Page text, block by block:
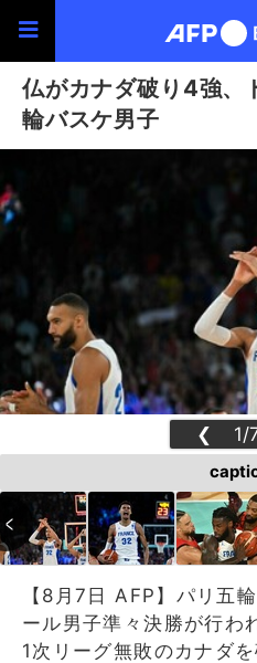
仏がカナダ破り4強、
輪バスケ男子
❮ 1/
【8月7日 AFP】パリ五
ール男子準々決勝が行
1次リーグ無敗のカナダ